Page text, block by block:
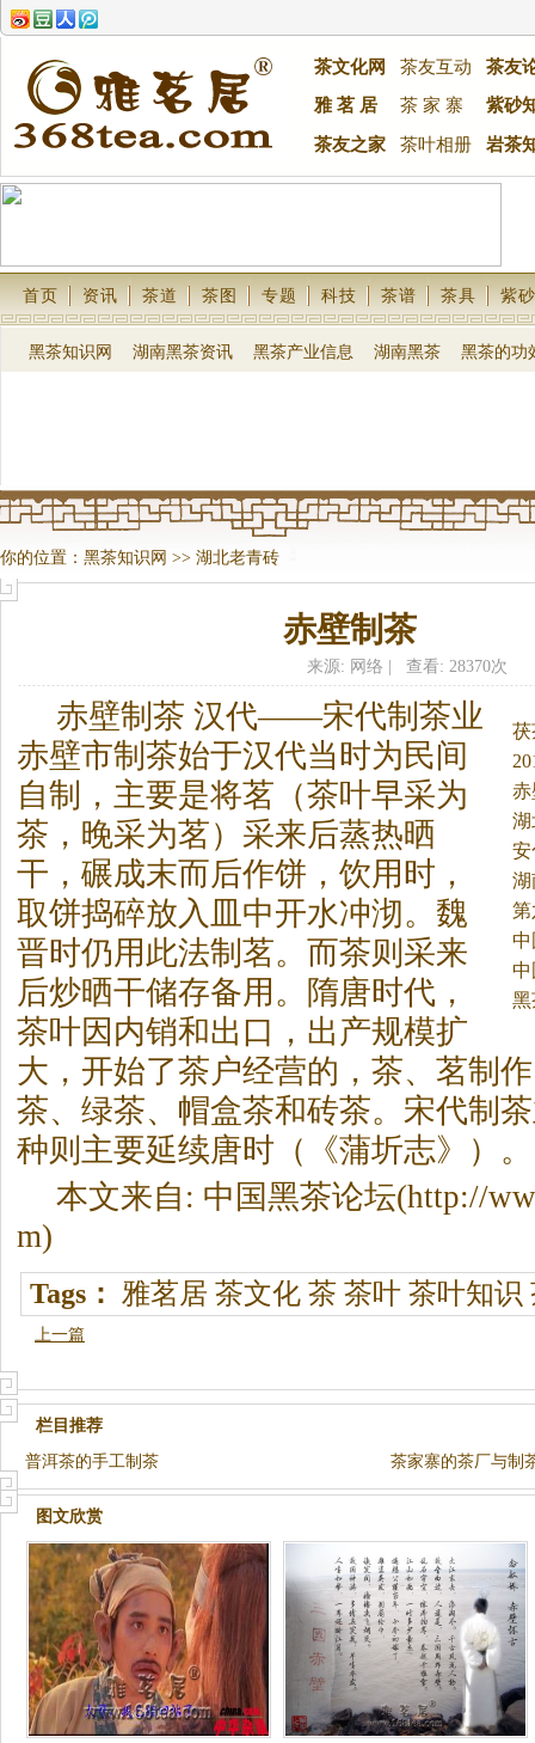
茶文化网 茶友互动
茶友
雅 茗 居
茶 家 寨 紫砂
茶友之家 茶叶相册 岩茶
首页 资讯 茶道 茶图 专题 科技 茶谱 茶具 紫砂
黑茶知识网 湖南黑茶资讯 黑茶产业信息 湖南黑茶 黑茶的功
你的位置： 黑茶知识网 >> 湖北老青砖
赤壁制茶
来源: 网络 | 查看: 28370次
会
记
工
区
中
赤壁制茶 汉代——宋代制茶业
赤壁市制茶始于汉代当时为民间
自制，主要是将茗（茶叶早采为
茶，晚采为茗）采来后蒸热晒
干，碾成末而后作饼，饮用时，
取饼捣碎放入皿中开水冲沏。 魏
晋时仍用此法制茗。而茶则采来
后炒晒干储存备用。隋唐时代，
茶叶因内销和出口，出产规模扩
大，开始了茶户经营的，茶、茗制
茶、绿茶、帽盒茶和砖茶。宋代制
种则主要延续唐时（《蒲圻志》）。
本文来自: 中国黑茶论坛(http://
m)
Tags： 雅茗居 茶文化 茶 茶叶 茶叶知识
上一篇
栏目推荐
普洱茶的手工制茶
茶家寨的茶厂与制
图文欣赏